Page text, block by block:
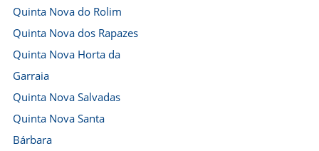
Quinta Nova do Rolim
Quinta Nova dos Rapazes
Quinta Nova Horta da
Garraia
Quinta Nova Salvadas
Quinta Nova Santa
Bárbara